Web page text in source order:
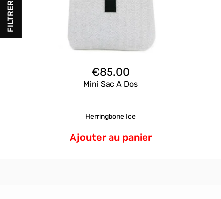
FILTRER
€85.00
Mini Sac A Dos
Herringbone Ice
Ajouter au panier